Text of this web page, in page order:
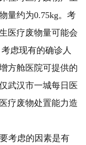
量约为0.75kg。考
医疗废物量可能会
虑现有的确诊人
方舱医院可提供的
武汉市一城每日医
疗废物处置能力造
考虑的因素是有